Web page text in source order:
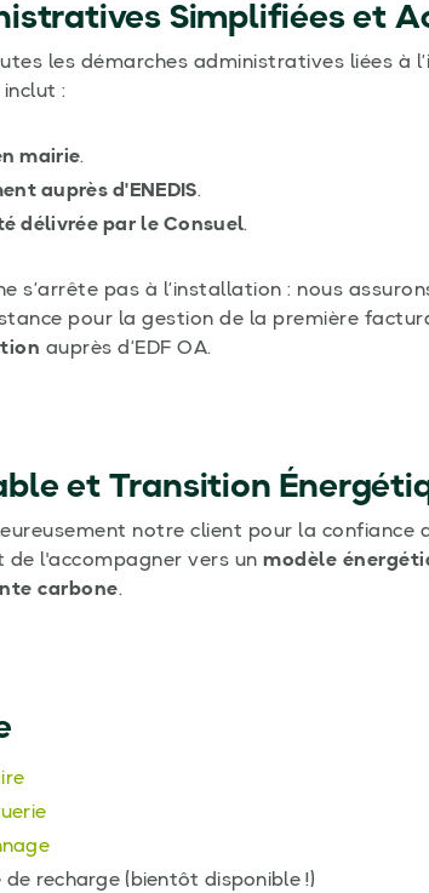
Simplifiées et
les démarches administratives liées à
:
mairie.
auprès d'ENEDIS.
délivrée par le Consuel.
s’arrête pas à l’installation : nous
pour la gestion de la première
auprès d’EDF OA.
et Transition
notre client pour la confiance
l'accompagner vers un modèle
carbone.
de recharge (bientôt disponible !)